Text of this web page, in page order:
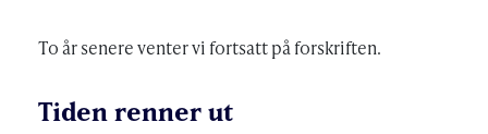
To år senere venter vi fortsatt på forskriften.
Tiden renner ut